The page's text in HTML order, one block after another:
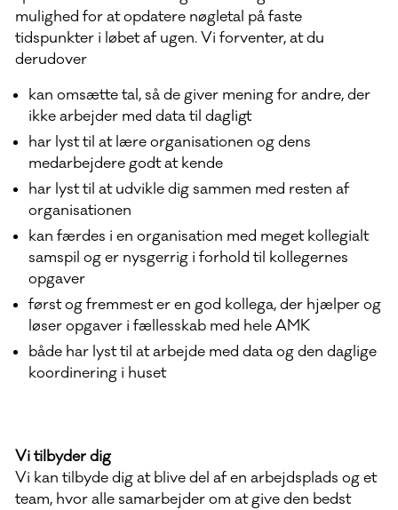
mulighed for at opdatere nøgletal på faste
tidspunkter i løbet af ugen. Vi forventer, at du
derudover
kan omsætte tal, så de giver mening for andre, der
ikke arbejder med data til dagligt
har lyst til at lære organisationen og dens
medarbejdere godt at kende
har lyst til at udvikle dig sammen med resten af
organisationen
kan færdes i en organisation med meget kollegialt
samspil og er nysgerrig i forhold til kollegernes
opgaver
først og fremmest er en god kollega, der hjælper og
løser opgaver i fællesskab med hele AMK
både har lyst til at arbejde med data og den daglige
koordinering i huset
Vi tilbyder dig
Vi kan tilbyde dig at blive del af en arbejdsplads og et
team, hvor alle samarbejder om at give den bedst